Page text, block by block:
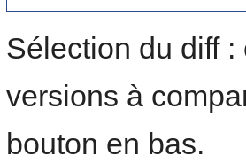
Sélection du diff
versions à
bouton en bas.